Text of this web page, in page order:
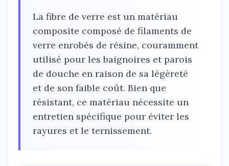
La fibre de verre est un matériau
composite composé de filaments de
verre enrobés de résine, couramment
utilisé pour les baignoires et parois
de douche en raison de sa légèreté
et de son faible coût. Bien que
résistant, ce matériau nécessite un
entretien spécifique pour éviter les
rayures et le ternissement.